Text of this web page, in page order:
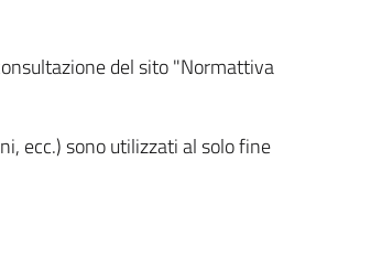
del sito "Normattiva
ecc.) sono utilizzati al solo fine